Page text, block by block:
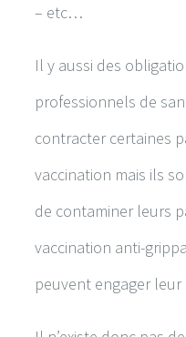
– etc…
Il y aussi des
professionnels de
contracter certaines
vaccination mais ils
de contaminer leurs
vaccination anti-
peuvent engager